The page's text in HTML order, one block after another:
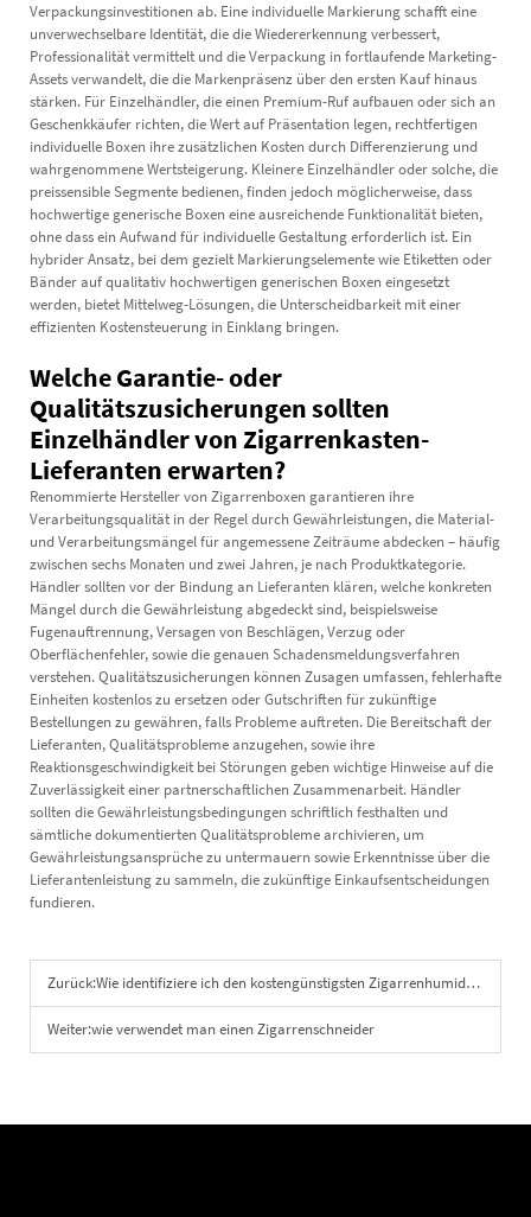
Verpackungsinvestitionen ab. Eine individuelle Markierung schafft eine
unverwechselbare Identität, die die Wiedererkennung verbessert,
Professionalität vermittelt und die Verpackung in fortlaufende Marketing-
Assets verwandelt, die die Markenpräsenz über den ersten Kauf hinaus
stärken. Für Einzelhändler, die einen Premium-Ruf aufbauen oder sich an
Geschenkkäufer richten, die Wert auf Präsentation legen, rechtfertigen
individuelle Boxen ihre zusätzlichen Kosten durch Differenzierung und
wahrgenommene Wertsteigerung. Kleinere Einzelhändler oder solche, die
preissensible Segmente bedienen, finden jedoch möglicherweise, dass
hochwertige generische Boxen eine ausreichende Funktionalität bieten,
ohne dass ein Aufwand für individuelle Gestaltung erforderlich ist. Ein
hybrider Ansatz, bei dem gezielt Markierungselemente wie Etiketten oder
Bänder auf qualitativ hochwertigen generischen Boxen eingesetzt
werden, bietet Mittelweg-Lösungen, die Unterscheidbarkeit mit einer
effizienten Kostensteuerung in Einklang bringen.
Welche Garantie- oder
Qualitätszusicherungen sollten
Einzelhändler von Zigarrenkasten-
Lieferanten erwarten?
Renommierte Hersteller von Zigarrenboxen garantieren ihre
Verarbeitungsqualität in der Regel durch Gewährleistungen, die Material-
und Verarbeitungsmängel für angemessene Zeiträume abdecken – häufig
zwischen sechs Monaten und zwei Jahren, je nach Produktkategorie.
Händler sollten vor der Bindung an Lieferanten klären, welche konkreten
Mängel durch die Gewährleistung abgedeckt sind, beispielsweise
Fugenauftrennung, Versagen von Beschlägen, Verzug oder
Oberflächenfehler, sowie die genauen Schadensmeldungsverfahren
verstehen. Qualitätszusicherungen können Zusagen umfassen, fehlerhafte
Einheiten kostenlos zu ersetzen oder Gutschriften für zukünftige
Bestellungen zu gewähren, falls Probleme auftreten. Die Bereitschaft der
Lieferanten, Qualitätsprobleme anzugehen, sowie ihre
Reaktionsgeschwindigkeit bei Störungen geben wichtige Hinweise auf die
Zuverlässigkeit einer partnerschaftlichen Zusammenarbeit. Händler
sollten die Gewährleistungsbedingungen schriftlich festhalten und
sämtliche dokumentierten Qualitätsprobleme archivieren, um
Gewährleistungsansprüche zu untermauern sowie Erkenntnisse über die
Lieferantenleistung zu sammeln, die zukünftige Einkaufsentscheidungen
fundieren.
Zurück:Wie identifiziere ich den kostengünstigsten Zigarrenhumidor für Großbestellungen?
Weiter:wie verwendet man einen Zigarrenschneider